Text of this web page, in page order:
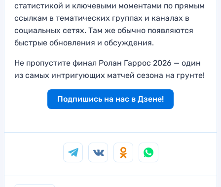
статистикой и ключевыми моментами по прямым
ссылкам в тематических группах и каналах в
социальных сетях. Там же обычно появляются
быстрые обновления и обсуждения.
Не пропустите финал Ролан Гаррос 2026 — один
из самых интригующих матчей сезона на грунте!
Подпишись на нас в Дзене!